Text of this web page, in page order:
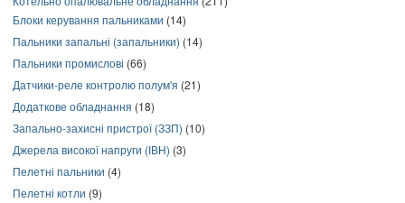
Блоки керування пальниками (14)
Пальники запальні (запальники) (14)
Пальники промислові (66)
Датчики-реле контролю полум'я (21)
Додаткове обладнання (18)
Запально-захисні пристрої (ЗЗП) (10)
Джерела високої напруги (ІВН) (3)
Пелетні пальники (4)
Пелетні котли (9)